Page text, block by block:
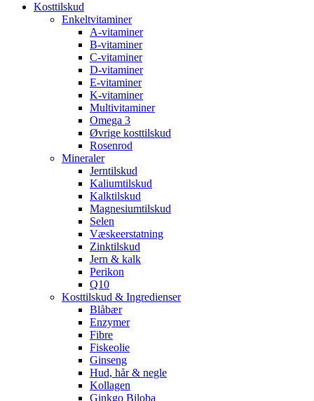
Kosttilskud
Enkeltvitaminer
A-vitaminer
B-vitaminer
C-vitaminer
D-vitaminer
E-vitaminer
K-vitaminer
Multivitaminer
Omega 3
Øvrige kosttilskud
Rosenrod
Mineraler
Jerntilskud
Kaliumtilskud
Kalktilskud
Magnesiumtilskud
Selen
Væskeerstatning
Zinktilskud
Jern & kalk
Perikon
Q10
Kosttilskud & Ingredienser
Blåbær
Enzymer
Fibre
Fiskeolie
Ginseng
Hud, hår & negle
Kollagen
Ginkgo Biloba